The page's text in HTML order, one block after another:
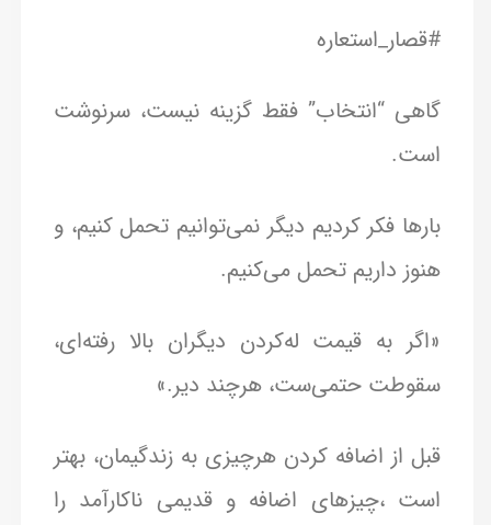
#قصار_استعاره
گاهی “انتخاب” فقط گزینه نیست، سرنوشت
است.
بارها فکر کردیم دیگر نمی‌توانیم تحمل کنیم، و
هنوز داریم تحمل می‌کنیم.
«اگر به قیمت له‌کردن دیگران بالا رفته‌ای،
سقوطت حتمی‌ست، هرچند دیر.»
قبل از اضافه کردن هرچیزی به زندگیمان، بهتر
است ،چیزهای اضافه و قدیمی ناکارآمد را